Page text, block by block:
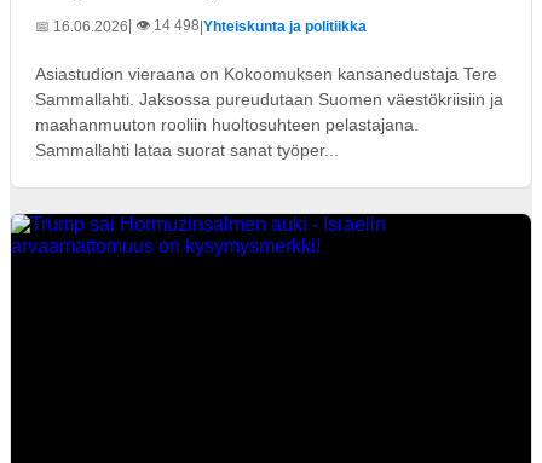
📅 16.06.2026| 👁️ 14 498 Yhteiskunta ja politiikka
Asiastudion vieraana on Kokoomuksen kansanedustaja Tere
Sammallahti. Jaksossa pureudutaan Suomen väestökriisiin ja
maahanmuuton rooliin huoltosuhteen pelastajana.
Sammallahti lataa suorat sanat työper...